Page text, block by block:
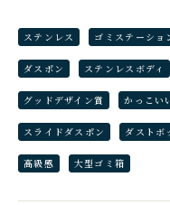
ステンレス ゴミステーショ
ダスポン ステンレスボディ
グッドデザイン賞 かっこい
スライドダスポン ダストボ
高級感 大型ゴミ箱